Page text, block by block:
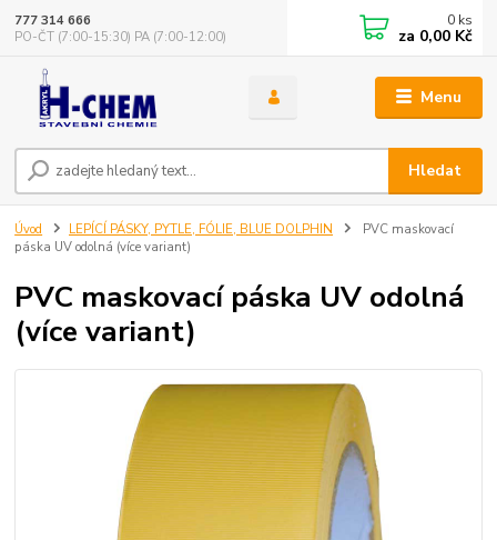
Menu
Hledat
777 314 666
PO-ČT (7:00-15:30) PA (7:00-12:00)
0 ks
za 0,00 Kč
Úvod LEPÍCÍ PÁSKY, PYTLE, FÓLIE, BLUE DOLPHIN
PVC maskovací
páska UV odolná (více variant)
PVC maskovací páska UV odolná
(více variant)